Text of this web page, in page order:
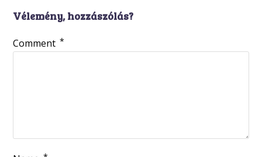
Vélemény, hozzászólás?
Comment *